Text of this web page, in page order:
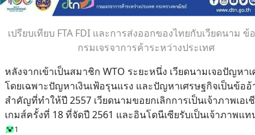
เปรียบเทียบ FTA FDI และการส่งออกของไทยกับเวียดนาม ข้
กรมเจรจาการค้าระหว่างประเทศ
หลังจากเข้าเป็นสมาชิก WTO ระยะหนึ่ง เวียดนามเจอปัญหา
โดยเฉพาะปัญหาเงินเฟ้อรุนแรง และปัญหาเศรษฐกิจเป็นข้ออ้
สำคัญที่ทำให้ปี 2557 เวียดนามขอยกเลิกการเป็นเจ้าภาพเอเ
เกมส์ครั้งที่ 18 ที่จัดปี 2561 และอินโดนีเซียรับเป็นเจ้าภาพแท
1